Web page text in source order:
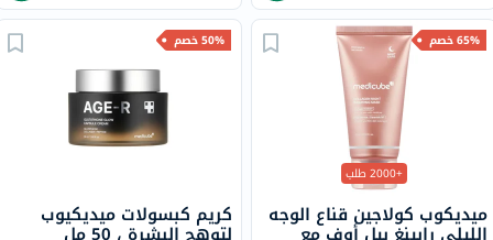
65% خصم
+2000 طلب
ميديكوب كولاجين قناع الوجه
50% خصم
كريم كبسولات ميديكيوب